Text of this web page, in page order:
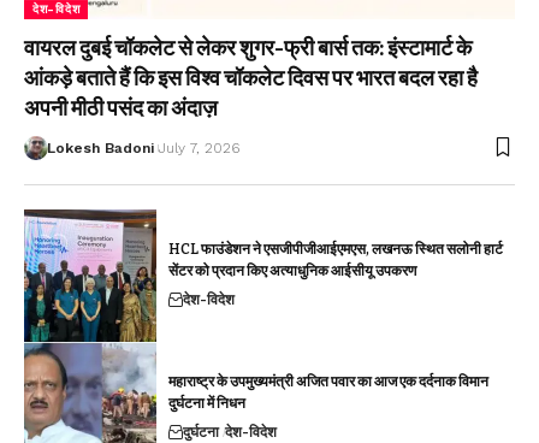
देश-विदेश
वायरल दुबई चॉकलेट से लेकर शुगर-फ्री बार्स तक: इंस्टामार्ट के
आंकड़े बताते हैं कि इस विश्व चॉकलेट दिवस पर भारत बदल रहा है
अपनी मीठी पसंद का अंदाज़
Lokesh Badoni July 7, 2026
HCL फाउंडेशन ने एसजीपीजीआईएमएस, लखनऊ स्थित सलोनी हार्ट
सेंटर को प्रदान किए अत्याधुनिक आईसीयू उपकरण
देश-विदेश
महाराष्ट्र के उपमुख्यमंत्री अजित पवार का आज एक दर्दनाक विमान
दुर्घटना में निधन
दुर्घटना देश-विदेश